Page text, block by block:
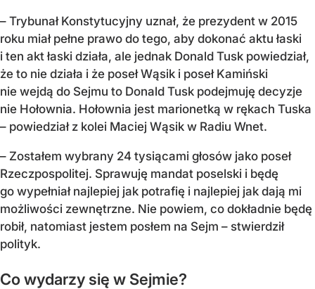
– Trybunał Konstytucyjny uznał, że prezydent w 2015
roku miał pełne prawo do tego, aby dokonać aktu łaski
i ten akt łaski działa, ale jednak Donald Tusk powiedział,
że to nie działa i że poseł Wąsik i poseł Kamiński
nie wejdą do Sejmu to Donald Tusk podejmuję decyzje
nie Hołownia. Hołownia jest marionetką w rękach Tuska
– powiedział z kolei Maciej Wąsik w Radiu Wnet.
– Zostałem wybrany 24 tysiącami głosów jako poseł
Rzeczpospolitej. Sprawuję mandat poselski i będę
go wypełniał najlepiej jak potrafię i najlepiej jak dają mi
możliwości zewnętrzne. Nie powiem, co dokładnie będę
robił, natomiast jestem posłem na Sejm – stwierdził
polityk.
Co wydarzy się w Sejmie?